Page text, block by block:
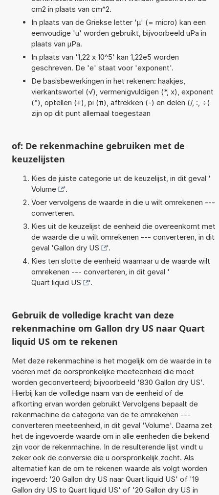
cm2 in plaats van cm^2.
In plaats van de Griekse letter 'µ' (= micro) kan een
eenvoudige 'u' worden gebruikt, bijvoorbeeld uPa in
plaats van µPa.
In plaats van '1,22 x 10^5' kan 1,22e5 worden
geschreven. De 'e' staat voor 'exponent'.
De basisbewerkingen in het rekenen: haakjes,
vierkantswortel (√), vermenigvuldigen (*, x), exponent
(^), optellen (+), pi (π), aftrekken (-) en delen (/, :, ÷)
zijn op dit punt allemaal toegestaan
of: De rekenmachine gebruiken met de
keuzelijsten
Kies de juiste categorie uit de keuzelijst, in dit geval '
Volume
'.
Voer vervolgens de waarde in die u wilt omrekenen ---
converteren.
Kies uit de keuzelijst de eenheid die overeenkomt met
de waarde die u wilt omrekenen --- converteren, in dit
geval 'Gallon dry US
'.
Kies ten slotte de eenheid waarnaar u de waarde wilt
omrekenen --- converteren, in dit geval '
Quart liquid US
'.
Gebruik de volledige kracht van deze
rekenmachine om Gallon dry US naar Quart
liquid US om te rekenen
Met deze rekenmachine is het mogelijk om de waarde in te
voeren met de oorspronkelijke meeteenheid die moet
worden geconverteerd; bijvoorbeeld '830 Gallon dry US'.
Hierbij kan de volledige naam van de eenheid of de
afkorting ervan worden gebruikt Vervolgens bepaalt de
rekenmachine de categorie van de te omrekenen ---
converteren meeteenheid, in dit geval 'Volume'. Daarna zet
het de ingevoerde waarde om in alle eenheden die bekend
zijn voor de rekenmachine. In de resulterende lijst vindt u
zeker ook de conversie die u oorspronkelijk zocht. Als
alternatief kan de om te rekenen waarde als volgt worden
ingevoerd: '20 Gallon dry US naar Quart liquid US' of '19
Gallon dry US to Quart liquid US' of '20 Gallon dry US in